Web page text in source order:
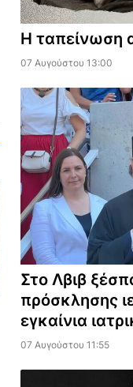
Η ταπείνωση
07 Αυγούστου 13:00
Στο Λβιβ
πρόσκλησης
εγκαίνια
07 Αυγούστου 11:55